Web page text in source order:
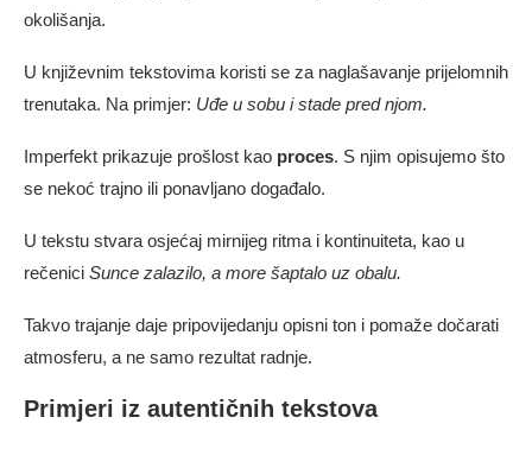
okolišanja.
U književnim tekstovima koristi se za naglašavanje prijelomnih
trenutaka. Na primjer: Uđe u sobu i stade pred njom.
Imperfekt prikazuje prošlost kao proces. S njim opisujemo što
se nekoć trajno ili ponavljano događalo.
U tekstu stvara osjećaj mirnijeg ritma i kontinuiteta, kao u
rečenici Sunce zalazilo, a more šaptalo uz obalu.
Takvo trajanje daje pripovijedanju opisni ton i pomaže dočarati
atmosferu, a ne samo rezultat radnje.
Primjeri iz autentičnih tekstova